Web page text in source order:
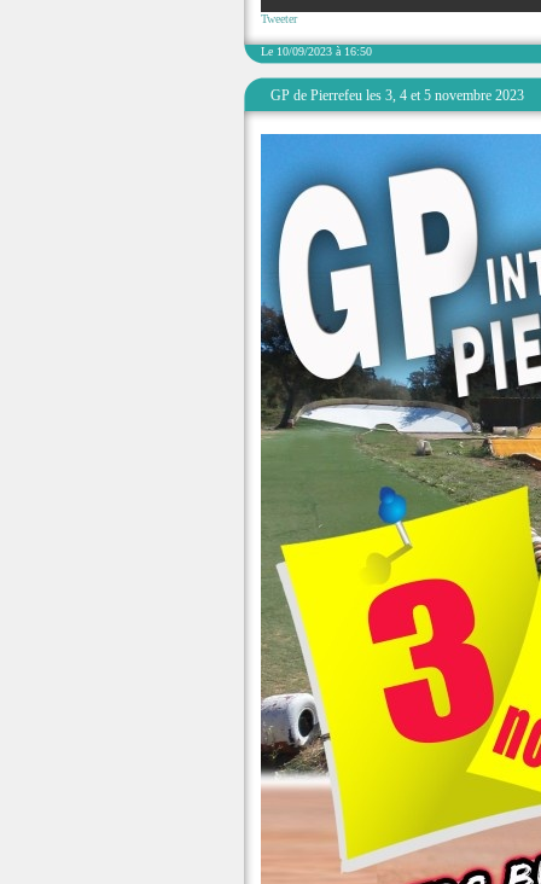
Tweeter
Le 10/09/2023 à 16:50
GP de Pierrefeu les 3, 4 et 5 novembre 2023